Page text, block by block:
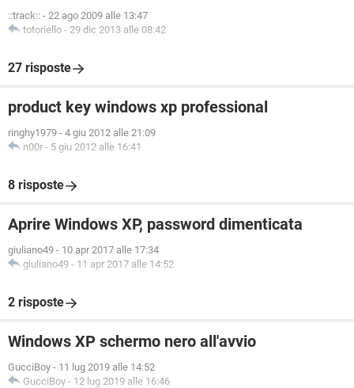
::track:: - 22 ago 2009 alle 13:47
totoriello - 29 dic 2013 alle 08:42
27 risposte
product key windows xp professional
ringhy1979 - 4 giu 2012 alle 21:09
n00r - 5 giu 2012 alle 16:41
8 risposte
Aprire Windows XP, password dimenticata
giuliano49 - 10 apr 2017 alle 17:34
giuliano49 - 11 apr 2017 alle 14:52
2 risposte
Windows XP schermo nero all'avvio
GucciBoy - 11 lug 2019 alle 14:52
GucciBoy - 12 lug 2019 alle 16:46